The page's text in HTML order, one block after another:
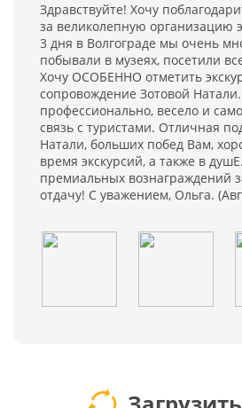
Здравствуйте! Хочу
за великолепную организацию
3 дня в Волгограде мы очень
побывали в музеях, посетили
Хочу ОСОБЕННО отметить
сопровождение Зотовой
профессионально, весело и
связь с туристами. Отличная
Натали, больших побед Вам,
время экскурсий, а также в
премиальных вознаграждений
отдачу! С уважением, Ольга.